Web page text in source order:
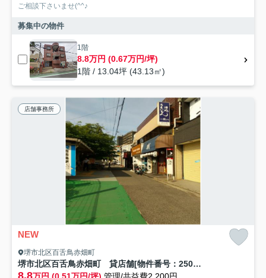
ご相談下さいませ(^^♪
募集中の物件
1階
8.8万円 (0.67万円/坪)
1階 / 13.04坪 (43.13㎡)
店舗事務所
NEW
堺市北区百舌鳥赤畑町
堺市北区百舌鳥赤畑町 貸店舗[物件番号：250387]
8.8万円 (0.51万円/坪) 管理/共益費2,200円